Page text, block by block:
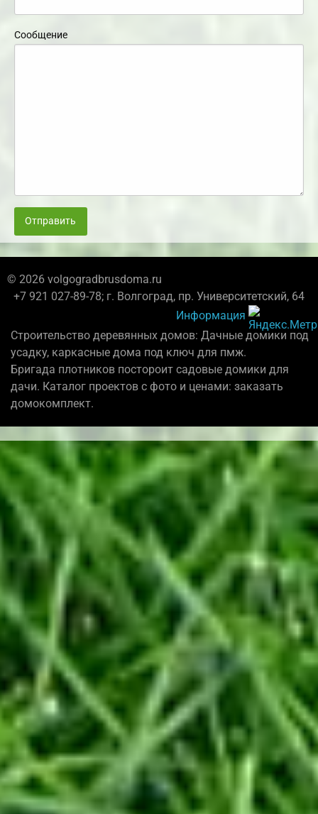
Сообщение
Отправить
© 2026 volgogradbrusdoma.ru
+7 921 027-89-78; г. Волгоград, пр. Университетский, 64
Информация
Строительство деревянных домов: Дачные домики под
усадку, каркасные дома под ключ для пмж.
Бригада плотников постороит садовые домики для
дачи. Каталог проектов с фото и ценами: заказать
домокомплект.